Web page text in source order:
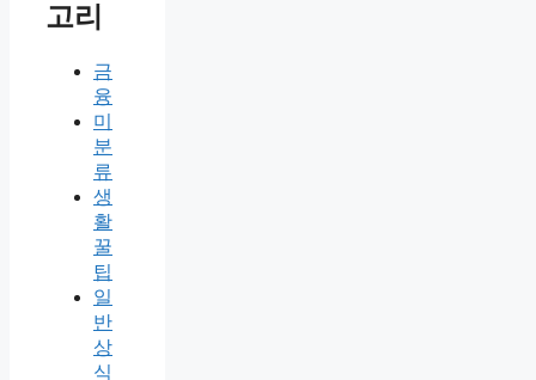
고리
금
융
미
분
류
생
활
꿀
팁
일
반
상
식